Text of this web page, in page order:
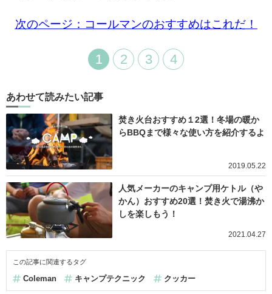
次のページ：コールマンのおすすめはこれだ！
1 2 3 4
あわせて読みたい記事
焚き火台おすすめ１2選！冬場の暖か
らBBQまで様々な使い方を紹介するよ
2019.05.22
人気メーカーのキャンプ用ケトル（や
かん）おすすめ20選！焚き火で湯沸か
しを楽しもう！
2021.04.27
この記事に関連するタグ
Coleman キャンプテクニック クッカー